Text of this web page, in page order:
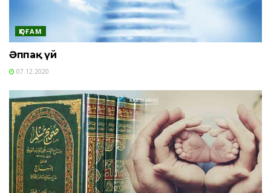
ҚОҒАМ
Әппақ үй
07.12.2020